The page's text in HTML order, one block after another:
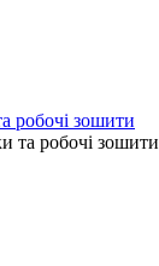
робочі зошити
та робочі зошити